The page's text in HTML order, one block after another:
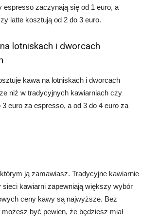
espresso zaczynają się od 1 euro, a
latte kosztują od 2 do 3 euro.
lotniskach i dworcach
kawa na lotniskach i dworcach
niż w tradycyjnych kawiarniach czy
euro za espresso, a od 3 do 4 euro za
ją zamawiasz. Tradycyjne kawiarnie
kawiarni zapewniają większy wybór
ceny kawy są najwyższe. Bez
być pewien, że będziesz miał